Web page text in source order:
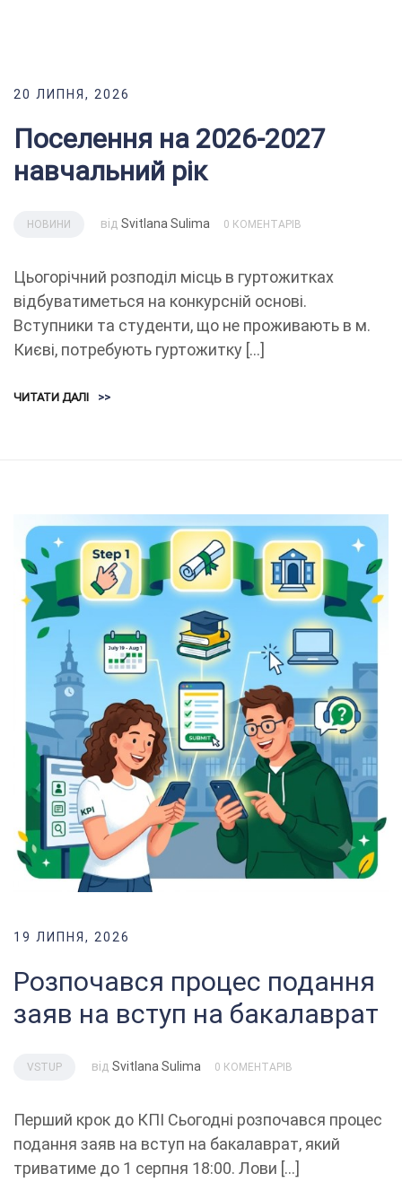
20 ЛИПНЯ, 2026
Поселення на 2026-2027
навчальний рік
НОВИНИ від Svitlana Sulima 0 КОМЕНТАРІВ
Цьогорічний розподіл місць в гуртожитках
відбуватиметься на конкурсній основі.
Вступники та студенти, що не проживають в м.
Києві, потребують гуртожитку […]
ЧИТАТИ ДАЛІ >>
19 ЛИПНЯ, 2026
Розпочався процес подання
заяв на вступ на бакалаврат
VSTUP від Svitlana Sulima 0 КОМЕНТАРІВ
Перший крок до КПІ Сьогодні розпочався процес
подання заяв на вступ на бакалаврат, який
триватиме до 1 серпня 18:00. Лови […]